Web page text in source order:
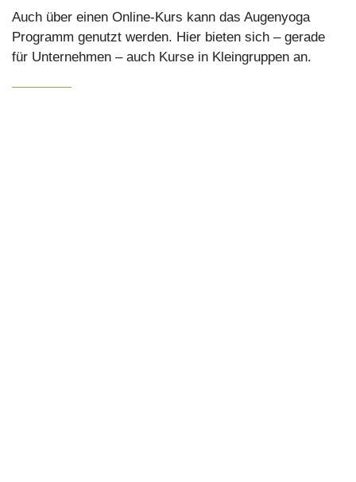
Auch über einen Online-Kurs kann das Augenyoga
Programm genutzt werden. Hier bieten sich – gerade
für Unternehmen – auch Kurse in Kleingruppen an.